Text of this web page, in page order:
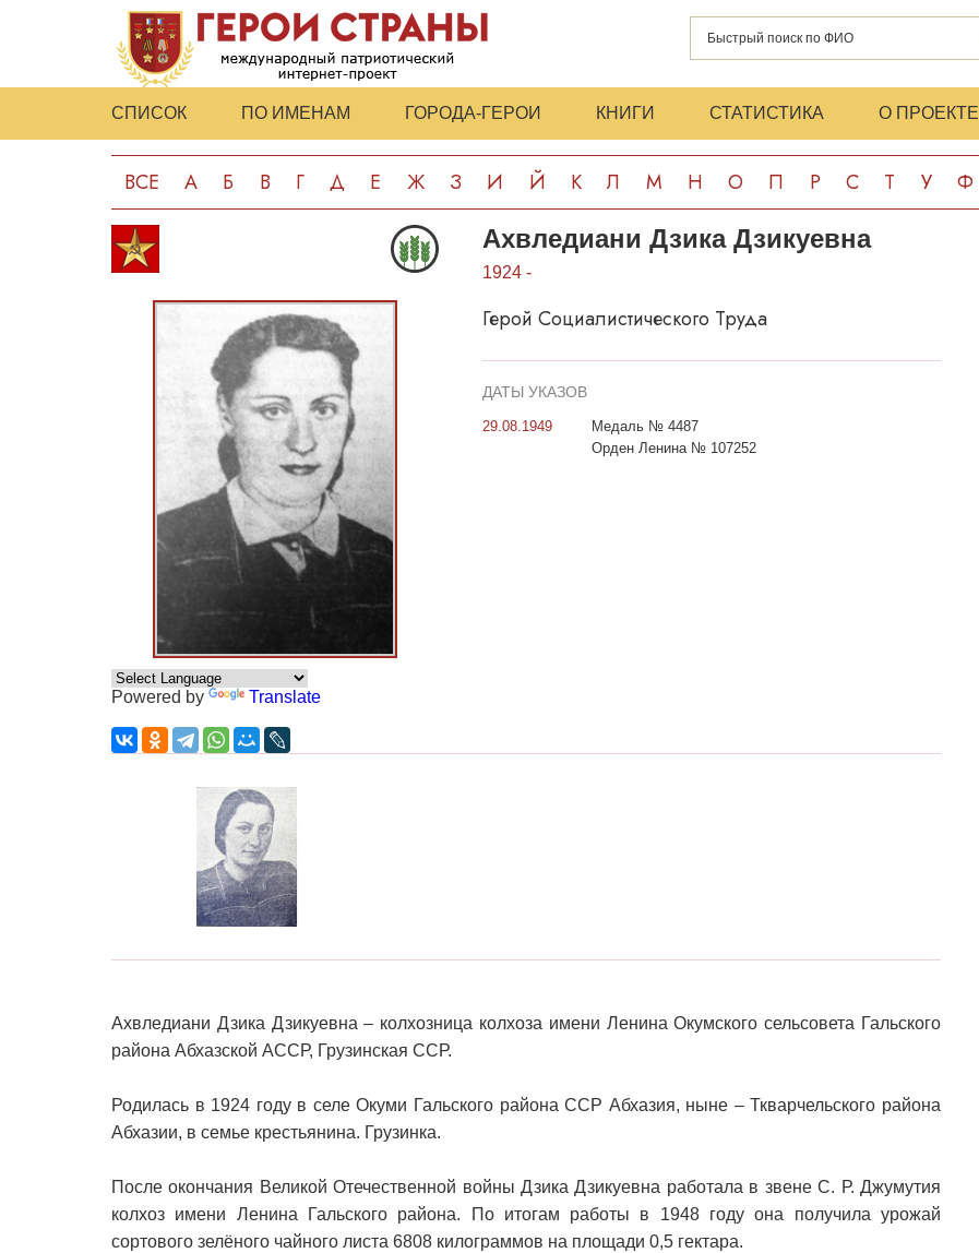
СПИСОК ПО ИМЕНАМ ГОРОДА-ГЕРОИ КНИГИ СТАТИСТИКА О ПРОЕКТЕ
ВСЕ А Б В Г Д Е Ж З И Й К Л М Н О П Р С Т У Ф
Powered by Translate
Ахвледиани Дзика Дзикуевна
1924 -
Герой Социалистического Труда
ДАТЫ УКАЗОВ
29.08.1949
Медаль № 4487
Орден Ленина № 107252
Ахвледиани Дзика Дзикуевна – колхозница колхоза имени Ленина Окумского сельсовета Гальского
района Абхазской АССР, Грузинская ССР.
Родилась в 1924 году в селе Окуми Гальского района ССР Абхазия, ныне – Ткварчельского района
Абхазии, в семье крестьянина. Грузинка.
После окончания Великой Отечественной войны Дзика Дзикуевна работала в звене С. Р. Джумутия
колхоз имени Ленина Гальского района. По итогам работы в 1948 году она получила урожай
сортового зелёного чайного листа 6808 килограммов на площади 0,5 гектара.